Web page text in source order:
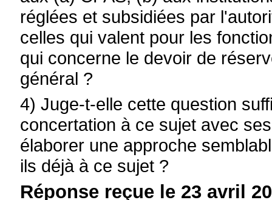
réglées et subsidiées par
celles qui valent pour les
qui concerne le devoir de
général ?
4) Juge-t-elle cette question
concertation à ce sujet avec
élaborer une approche
ils déjà à ce sujet ?
Réponse reçue le 23 avril